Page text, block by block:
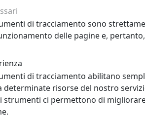
di tracciamento sono
delle pagine e,
di tracciamento abilitano
determinate risorse del nostro
strumenti ci permettono di